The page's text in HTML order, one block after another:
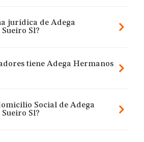
jurídica de Adega
Sl?
tiene Adega Hermanos
Social de Adega
Sl?